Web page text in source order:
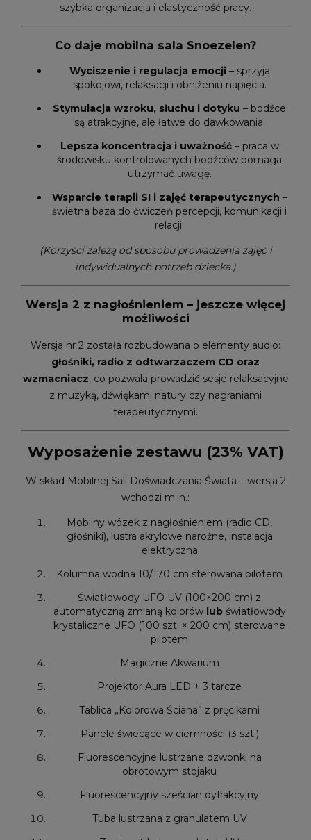
szybka organizacja i elastyczność pracy.
Co daje mobilna sala Snoezelen?
Wyciszenie i regulacja emocji– sprzyja
spokojowi, relaksacji i obniżeniu napięcia.
Stymulacja wzroku, słuchu i dotyku – bodźce
są atrakcyjne, ale łatwe do dawkowania.
Lepsza koncentracja i uważność– praca w
środowisku kontrolowanych bodźców pomaga
utrzymać uwagę.
Wsparcie terapii SI i zajęć terapeutycznych –
świetna baza do ćwiczeń percepcji, komunikacji i
relacji.
(Korzyści zależą od sposobu prowadzenia zajęć i
indywidualnych potrzeb dziecka.)
Wersja 2 z nagłośnieniem – jeszcze więcej
możliwości
Wersja nr 2 została rozbudowana o elementy audio:
głośniki, radio z odtwarzaczem CD oraz
wzmacniacz, co pozwala prowadzić sesje relaksacyjne
z muzyką, dźwiękami natury czy nagraniami
terapeutycznymi.
Wyposażenie zestawu (23% VAT)
W skład Mobilnej Sali Doświadczania Świata – wersja 2
wchodzi m.in.:
Mobilny wózek z nagłośnieniem (radio CD,
głośniki), lustra akrylowe narożne, instalacja
elektryczna
Kolumna wodna 10/170 cm sterowana pilotem
Światłowody UFO UV (100×200 cm) z
automatyczną zmianą kolorów lub światłowody
krystaliczne UFO (100 szt. × 200 cm) sterowane
pilotem
Magiczne Akwarium
Projektor Aura LED + 3 tarcze
Tablica „Kolorowa Ściana” z pręcikami
Panele świecące w ciemności (3 szt.)
Fluorescencyjne lustrzane dzwonki na
obrotowym stojaku
Fluorescencyjny sześcian dyfrakcyjny
Tuba lustrzana z granulatem UV